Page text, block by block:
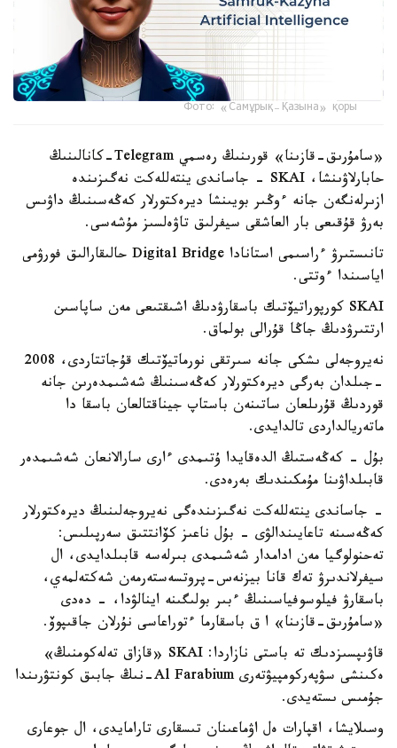
Фото: «Самұрық-Қазына» қоры
«سامۇرىق-قازىنا» قورىنىڭ رەسمي Telegram-كانالىنىڭ
حابارلاۋىنشا، SKAI - جاساندى ينتەللەكت نەگىزىندە
ازىرلەنگەن جانە ءوڭىر بويىنشا ديرەكتورلار كەڭەسىنىڭ داۋىس
بەرۋ قۇقىعى بار العاشقى سيفرلىق تاۋەلسىز مۇشەسى.
تانىستىرۋ ءراسىمى استانادا Digital Bridge حالىقارالىق فورۋمى
اياسىندا ءوتتى.
SKAI كورپوراتيۆتىك باسقارۋدىڭ اشىقتىعى مەن ساپاسىن
ارتتىرۋدىڭ جاڭا قۇرالى بولماق.
نەيروجەلى ىشكى جانە سىرتقى نورماتيۆتىك قۇجاتتاردى، 2008
-جىلدان بەرگى ديرەكتورلار كەڭەسىنىڭ شەشىمدەرىن جانە
قوردىڭ قۇرىلعان ساتىنەن باستاپ جيناقتالعان باسقا دا
ماتەريالداردى تالدايدى.
بۇل - كەڭەستىڭ الدەقايدا ۇتىمدى ءارى سارالانعان شەشىمدەر
قابىلداۋىنا مۇمكىندىك بەرەدى.
- جاساندى ينتەللەكت نەگىزىندەگى نەيروجەلىنىڭ ديرەكتورلار
كەڭەسىنە تاعايىندالۋى - بۇل ناعىز كۆانتتىق سەرپىلىس:
تەحنولوگيا مەن ادامدار شەشىمدى بىرلەسە قابىلدايدى، ال
سيفرلاندىرۋ تەك قانا بيزنەس-پروتسەستەرمەن شەكتەلمەي،
باسقارۋ فيلوسوفياسىنىڭ ءبىر بولىگىنە اينالۋدا، - دەدى
«سامۇرىق-قازىنا» ا ق باسقارما ءتوراعاسى نۇرلان جاقىپوۆ.
قاۋىپسىزدىك تە باستى نازاردا: SKAI «قازاق تەلەكومنىڭ»
ەكىنشى سۋپەركومپيۋتەرى Al Farabium-نىڭ جابىق كونتۋرىندا
جۇمىس ىستەيدى.
وسىلايشا، اقپارات ەل اۋماعىنان تىسقارى تارامايدى، ال جوعارى